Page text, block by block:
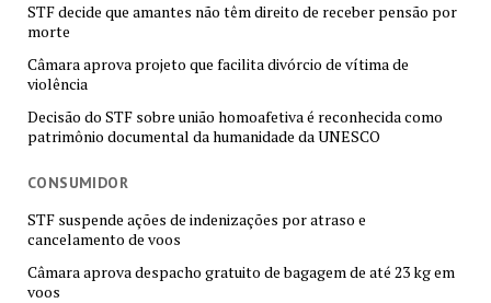
STF decide que amantes não têm direito de receber pensão por
morte
Câmara aprova projeto que facilita divórcio de vítima de
violência
Decisão do STF sobre união homoafetiva é reconhecida como
patrimônio documental da humanidade da UNESCO
CONSUMIDOR
STF suspende ações de indenizações por atraso e
cancelamento de voos
Câmara aprova despacho gratuito de bagagem de até 23 kg em
voos